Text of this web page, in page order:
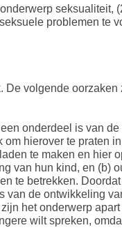
seksualiteit,
problemen te
De volgende oorzaken
onderdeel is van
hierover te praten
te maken en hier
van hun kind, en (b)
te betrekken.
van de ontwikkeling
het onderwerp
wilt spreken,